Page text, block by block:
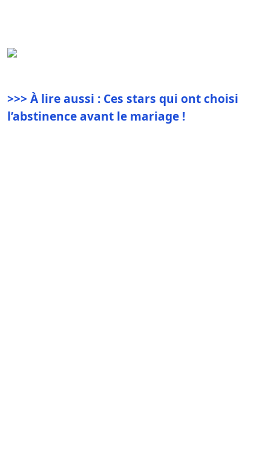
>>> À lire aussi : Ces stars qui ont choisi
l’abstinence avant le mariage !